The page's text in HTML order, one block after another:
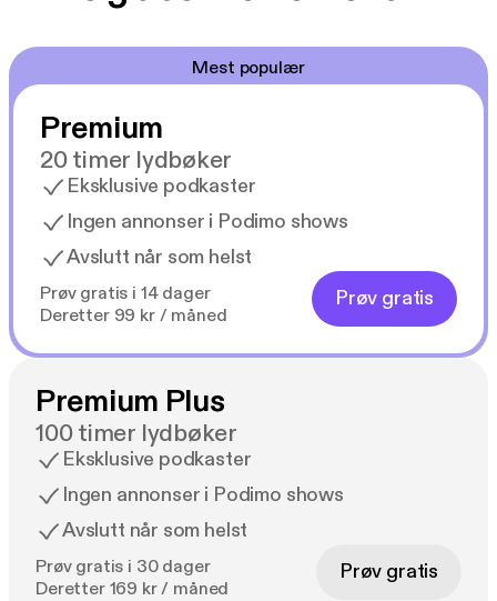
Mest populær
Premium
20 timer lydbøker
Eksklusive podkaster
Ingen annonser i Podimo shows
Avslutt når som helst
Prøv gratis i 14 dager
Deretter 99 kr / måned
Prøv gratis
Premium Plus
100 timer lydbøker
Eksklusive podkaster
Ingen annonser i Podimo shows
Avslutt når som helst
Prøv gratis i 30 dager
Deretter 169 kr / måned
Prøv gratis